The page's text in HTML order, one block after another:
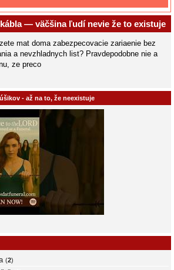
— väčšina ľudí nevie že to existuje
mat doma zabezpecovacie zariaenie bez
a nevzhladnych list? Pravdepodobne nie a
ze preco
- až na to, že neexistuje
(2)